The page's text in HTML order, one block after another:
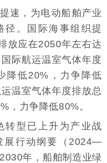
速，为电动船舶产业
径。国际海事组织提
放应在2050年左右达
际航运温室气体年度
降低20%，力争降低
温室气体年度排放总
，力争降低80%。
转型已上升为产业战
展行动纲要（2024—
年，船舶制造业绿